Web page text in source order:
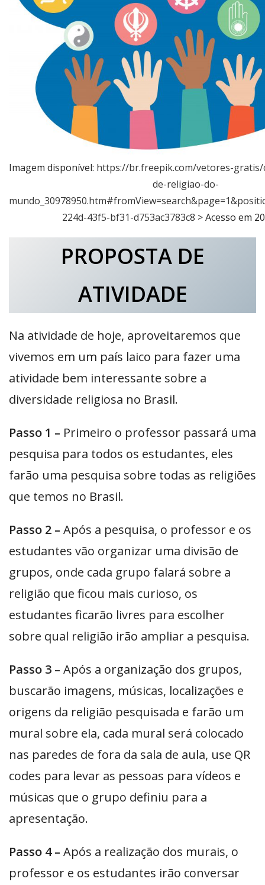
Imagem disponível: https://br.freepik.com/vetores-
de-religiao-do-
224d-43f5-bf31-d753ac3783c8 > Acesso em
PROPOSTA DE
ATIVIDADE
Na atividade de hoje, aproveitaremos que
vivemos em um país laico para fazer uma
atividade bem interessante sobre a
diversidade religiosa no Brasil.
Passo 1 – Primeiro o professor passará uma
pesquisa para todos os estudantes, eles
farão uma pesquisa sobre todas as religiões
que temos no Brasil.
Passo 2 – Após a pesquisa, o professor e os
estudantes vão organizar uma divisão de
grupos, onde cada grupo falará sobre a
religião que ficou mais curioso, os
estudantes ficarão livres para escolher
sobre qual religião irão ampliar a pesquisa.
Passo 3 – Após a organização dos grupos,
buscarão imagens, músicas, localizações e
origens da religião pesquisada e farão um
mural sobre ela, cada mural será colocado
nas paredes de fora da sala de aula, use QR
codes para levar as pessoas para vídeos e
músicas que o grupo definiu para a
apresentação.
Passo 4 – Após a realização dos murais, o
professor e os estudantes irão conversar